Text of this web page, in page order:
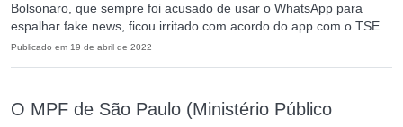
Bolsonaro, que sempre foi acusado de usar o WhatsApp para
espalhar fake news, ficou irritado com acordo do app com o TSE.
Publicado em 19 de abril de 2022
O MPF de São Paulo (Ministério Público